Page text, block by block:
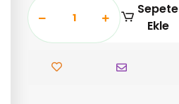
Sepete
Ekle